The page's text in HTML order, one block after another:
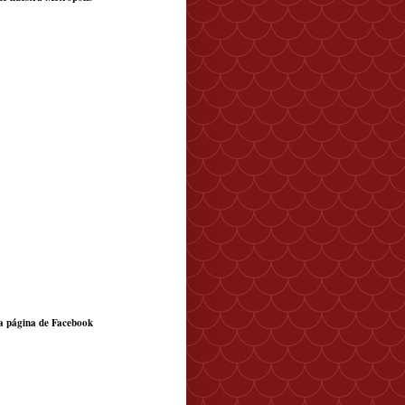
página de Facebook